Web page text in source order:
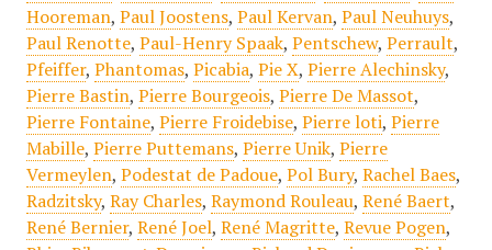
Hooreman, Paul Joostens, Paul Kervan, Paul Neuhuys,
Paul Renotte, Paul-Henry Spaak, Pentschew, Perrault,
Pfeiffer, Phantomas, Picabia, Pie X, Pierre Alechinsky,
Pierre Bastin, Pierre Bourgeois, Pierre De Massot,
Pierre Fontaine, Pierre Froidebise, Pierre loti, Pierre
Mabille, Pierre Puttemans, Pierre Unik, Pierre
Vermeylen, Podestat de Padoue, Pol Bury, Rachel Baes,
Radzitsky, Ray Charles, Raymond Rouleau, René Baert,
René Bernier, René Joel, René Magritte, Revue Pogen,